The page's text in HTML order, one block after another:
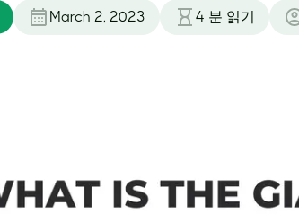
March 2, 2023 4 분 읽기